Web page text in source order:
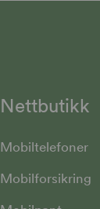
Nettbutikk
Mobiltelefoner
Mobilforsikring